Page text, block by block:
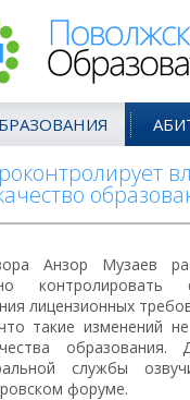
Анзор Музаев
контролировать
лицензионных
такие изменений
образования.
службы
форуме.